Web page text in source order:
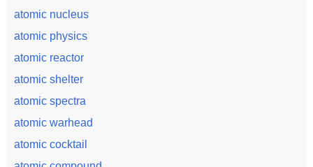
atomic nucleus
atomic physics
atomic reactor
atomic shelter
atomic spectra
atomic warhead
atomic cocktail